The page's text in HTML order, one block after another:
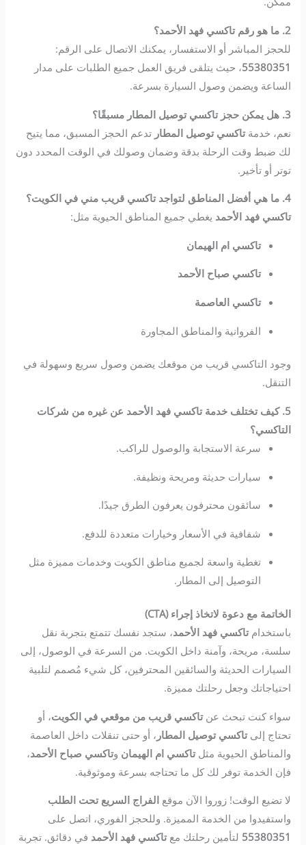
2. ما هو رقم تاكسي فهد الأحمد؟
للحجز المباشر أو الاستفسار، يمكنك الاتصال على الرقم:
55380351، حيث يتلقى فريق العمل جميع الطلبات على مدار
الساعة ويضمن وصول السيارة بسرعة.
3. هل يمكن حجز تاكسي توصيل المطار مسبقًا؟
نعم، خدمةتاكسي توصيل المطار تدعم الحجز المسبق، مما يتيح
لك ضبط وقت الرحلة بدقة وضمان وصولك في الوقت المحدد دون
توتر أو تأخير.
4. ما هي أفضل المناطق لتواجد تاكسي قريب مني في الكويت؟
تاكسي فهد الأحمد يغطي جميع المناطق الحيوية مثل:
تاكسي ام الهيمان
تاكسي صباح الأحمد
تاكسي العاصمة
الفروانية والمناطق المجاورة
وجود التاكسي قريب من موقعك يضمن وصول سريع وسهولة في
التنقل.
5. كيف تختلف خدمة تاكسي فهد الأحمد عن غيره من شركات
التاكسي؟
سرعة الاستجابة والوصول للراكب.
سيارات حديثة ومريحة ونظيفة.
سائقون محترفون يعرفون الطرق جيدًا.
شفافية في الأسعار وخيارات متعددة للدفع.
تغطية واسعة لجميع مناطق الكويت وخدمات مميزة مثل
التوصيل إلى المطار.
الخاتمة مع دعوة لاتخاذ إجراء (CTA)
باستخدامتاكسي فهد الأحمد، ستجد نفسك تتمتع بتجربة نقل
سلسة، مريحة، وآمنة داخل الكويت. من السرعة في الوصول، إلى
السيارات الحديثة والسائقين المحترفين، كل شيء مُصمم لتلبية
احتياجاتك وجعل رحلتك مميزة.
سواء كنت تبحث عنتاكسي قريب من موقعي في الكويت، أو
تحتاج إلىتاكسي توصيل المطار ، أو حتى تنقلات داخل العاصمة
والمناطق الحيوية مثلتاكسي ام الهيمان وتاكسي صباح الأحمد،
فإن الخدمة توفر لك كل ما تحتاجه بسرعة وموثوقية.
لا تضيع الوقت! زوروا الآن موقعالفراج السريع تحت الطلب
واستفيدوا من الخدمة المميزة. وللحجز الفوري، اتصل على
55380351 لتأمين رحلتك معتاكسي فهد الأحمد في دقائق. تجربة